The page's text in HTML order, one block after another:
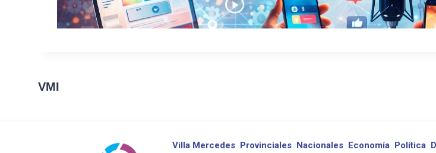
VMI
Villa Mercedes Provinciales Nacionales Economía Política